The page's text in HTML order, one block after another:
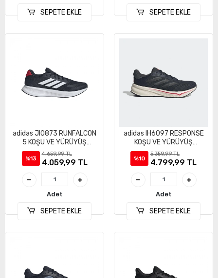
SEPETE EKLE SEPETE EKLE
adidas JI0873 RUNFALCON
5 KOŞU VE YÜRÜYÜŞ
AYAKKABI
%13
4.659,99 TL
4.059,99 TL
Adet
SEPETE EKLE
adidas IH6097 RESPONSE
KOŞU VE YÜRÜYÜŞ
AYAKKABISI
%10
5.359,99 TL
4.799,99 TL
Adet
SEPETE EKLE